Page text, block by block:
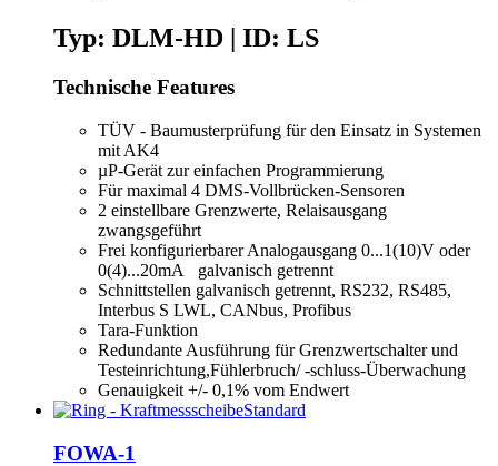
Typ: DLM-HD | ID: LS
Technische Features
TÜV - Baumusterprüfung für den Einsatz in Systemen
mit AK4
µP-Gerät zur einfachen Programmierung
Für maximal 4 DMS-Vollbrücken-Sensoren
2 einstellbare Grenzwerte, Relaisausgang
zwangsgeführt
Frei konfigurierbarer Analogausgang 0...1(10)V oder
0(4)...20mA galvanisch getrennt
Schnittstellen galvanisch getrennt, RS232, RS485,
Interbus S LWL, CANbus, Profibus
Tara-Funktion
Redundante Ausführung für Grenzwertschalter und
Testeinrichtung,Fühlerbruch/ -schluss-Überwachung
Genauigkeit +/- 0,1% vom Endwert
FOWA-1